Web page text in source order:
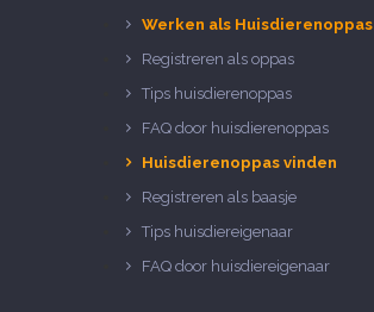
Werken als Huisdierenoppas
Registreren als oppas
Tips huisdierenoppas
FAQ door huisdierenoppas
Huisdierenoppas vinden
Registreren als baasje
Tips huisdiereigenaar
FAQ door huisdiereigenaar